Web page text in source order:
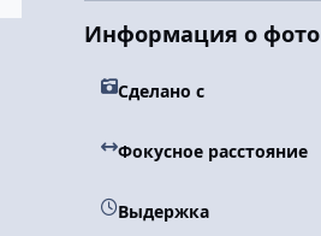
Информация о фото
Сделано с
Фокусное расстояние
Выдержка